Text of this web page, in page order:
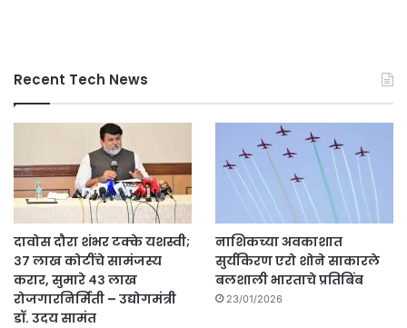
Recent Tech News
दावोस दौरा शंभर टक्के यशस्वी;
३७ लाख कोटींचे सामंजस्य
करार, सुमारे ४३ लाख
रोजगारनिर्मिती – उद्योगमंत्री
डॉ. उदय सामंत
नाशिकच्या अवकाशात
सुर्यकिरण एरो शोने साकारले
बलशाली भारताचे प्रतिबिंब
23/01/2026